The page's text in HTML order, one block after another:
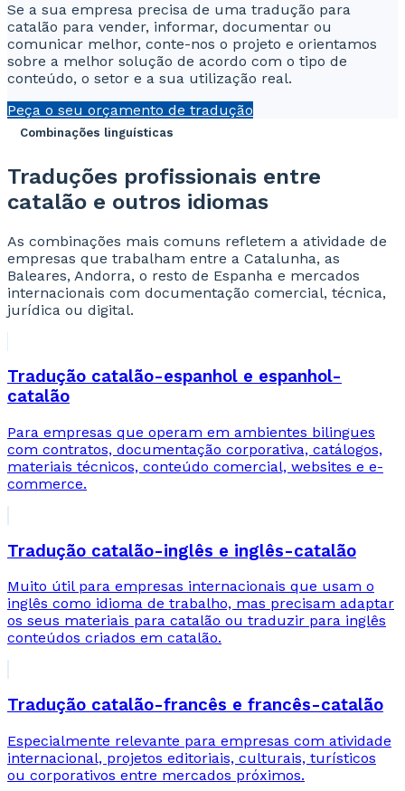
Se a sua empresa precisa de uma tradução para
catalão para vender, informar, documentar ou
comunicar melhor, conte-nos o projeto e orientamos
sobre a melhor solução de acordo com o tipo de
conteúdo, o setor e a sua utilização real.
Peça o seu orçamento de tradução
Combinações linguísticas
Traduções profissionais entre
catalão e outros idiomas
As combinações mais comuns refletem a atividade de
empresas que trabalham entre a Catalunha, as
Baleares, Andorra, o resto de Espanha e mercados
internacionais com documentação comercial, técnica,
jurídica ou digital.
Tradução catalão-espanhol e espanhol-
catalão
Para empresas que operam em ambientes bilingues
com contratos, documentação corporativa, catálogos,
materiais técnicos, conteúdo comercial, websites e e-
commerce.
Tradução catalão-inglês e inglês-catalão
Muito útil para empresas internacionais que usam o
inglês como idioma de trabalho, mas precisam adaptar
os seus materiais para catalão ou traduzir para inglês
conteúdos criados em catalão.
Tradução catalão-francês e francês-catalão
Especialmente relevante para empresas com atividade
internacional, projetos editoriais, culturais, turísticos
ou corporativos entre mercados próximos.